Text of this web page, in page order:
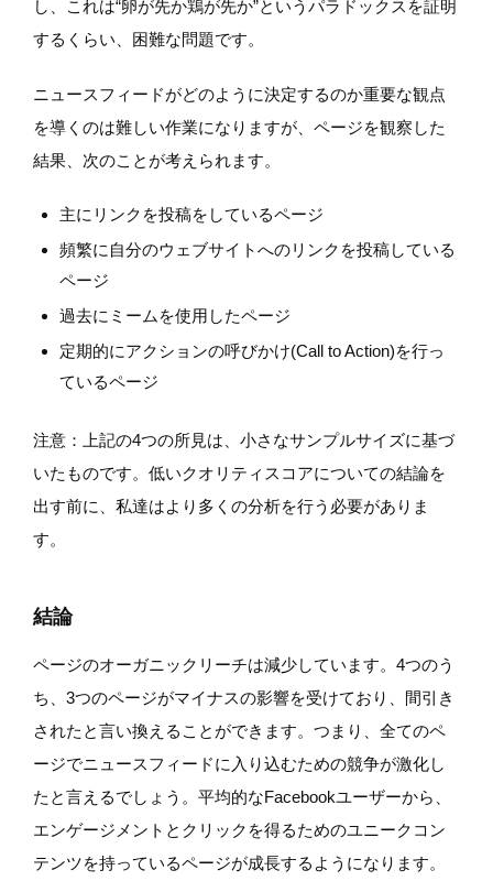
し、これは“卵が先か鶏が先か”というパラドックスを証明
するくらい、困難な問題です。
ニュースフィードがどのように決定するのか重要な観点
を導くのは難しい作業になりますが、ページを観察した
結果、次のことが考えられます。
主にリンクを投稿をしているページ
頻繁に自分のウェブサイトへのリンクを投稿している
ページ
過去にミームを使用したページ
定期的にアクションの呼びかけ(Call to Action)を行っ
ているページ
注意：上記の4つの所見は、小さなサンプルサイズに基づ
いたものです。低いクオリティスコアについての結論を
出す前に、私達はより多くの分析を行う必要がありま
す。
結論
ページのオーガニックリーチは減少しています。4つのう
ち、3つのページがマイナスの影響を受けており、間引き
されたと言い換えることができます。つまり、全てのペ
ージでニュースフィードに入り込むための競争が激化し
たと言えるでしょう。平均的なFacebookユーザーから、
エンゲージメントとクリックを得るためのユニークコン
テンツを持っているページが成長するようになります。